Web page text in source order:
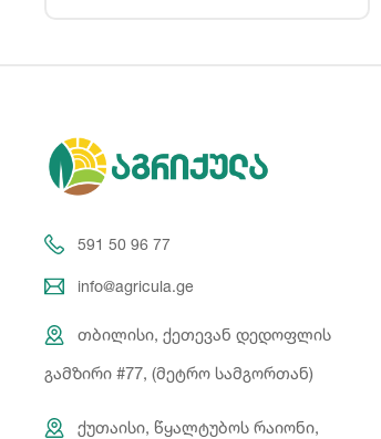
591 50 96 77
info@agricula.ge
თბილისი, ქეთევან დედოფლის
გამზირი #77, (მეტრო სამგორთან)
ქუთაისი, წყალტუბოს რაიონი,